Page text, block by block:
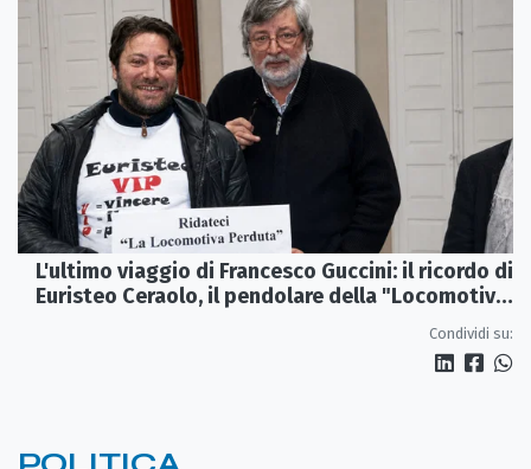
L'ultimo viaggio di Francesco Guccini: il ricordo di
Euristeo Ceraolo, il pendolare della "Locomotiva
Condividi su: